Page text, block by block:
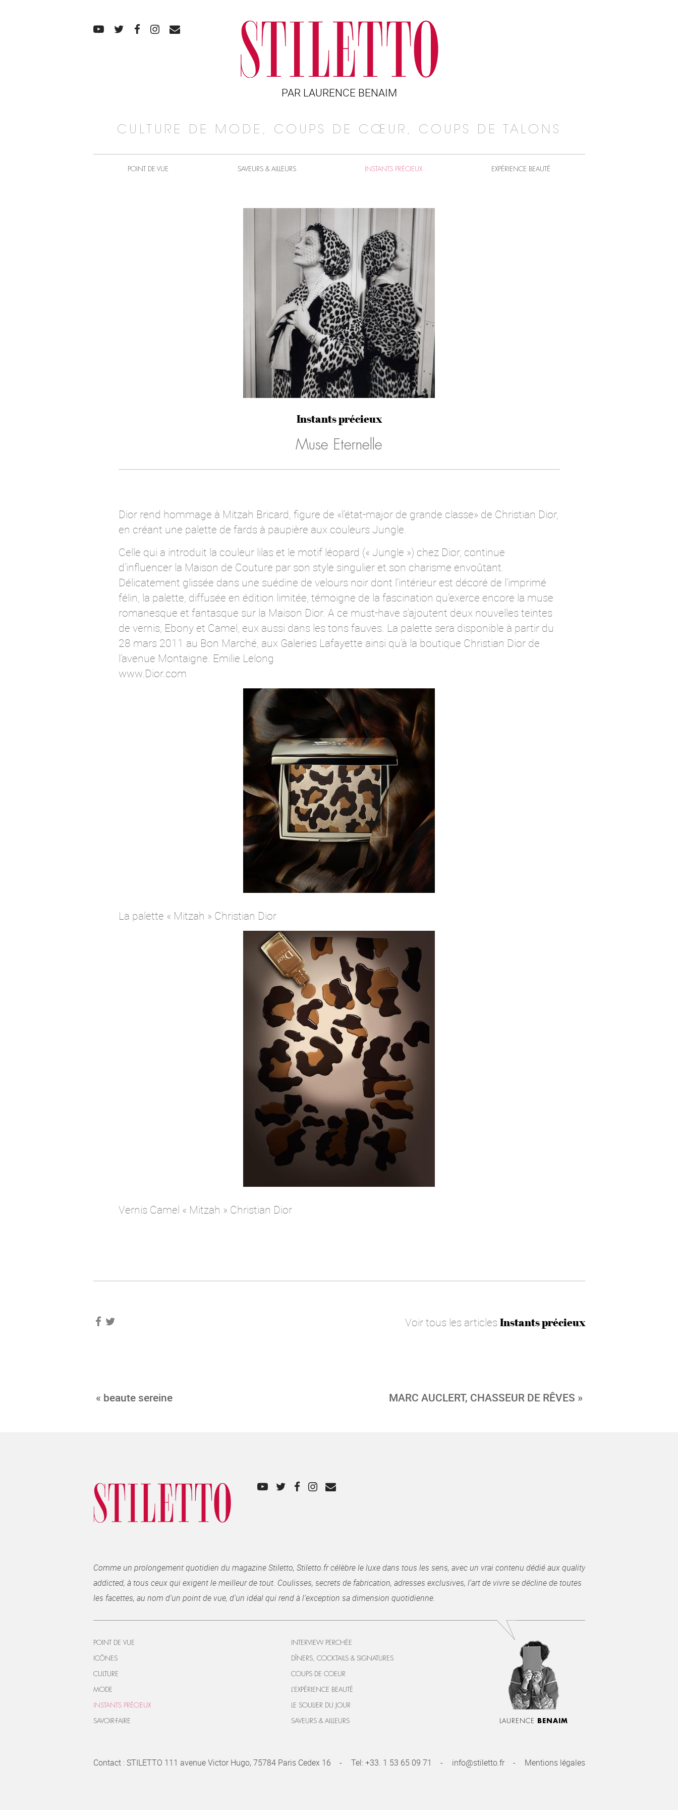
PAR LAURENCE BENAIM
CULTURE DE MODE, COUPS DE CŒUR, COUPS DE TALONS
POINT DE VUE SAVEURS & AILLEURS INSTANTS PRÉCIEUX EXPÉRIENCE BEAUTÉ
Instants précieux
Muse Eternelle
Dior rend hommage à Mitzah Bricard, figure de «l’état-major de grande classe» de Christian Dior,
en créant une palette de fards à paupière aux couleurs Jungle.
Celle qui a introduit la couleur lilas et le motif léopard (« Jungle ») chez Dior, continue
d’influencer la Maison de Couture par son style singulier et son charisme envoûtant.
Délicatement glissée dans une suédine de velours noir dont l’intérieur est décoré de l’imprimé
félin, la palette, diffusée en édition limitée, témoigne de la fascination qu’exerce encore la muse
romanesque et fantasque sur la Maison Dior. A ce must-have s’ajoutent deux nouvelles teintes
de vernis, Ebony et Camel, eux aussi dans les tons fauves. La palette sera disponible à partir du
28 mars 2011 au Bon Marché, aux Galeries Lafayette ainsi qu’à la boutique Christian Dior de
l’avenue Montaigne. Emilie Lelong
www.Dior.com
La palette « Mitzah » Christian Dior
Vernis Camel « Mitzah » Christian Dior
Voir tous les articles Instants précieux
« beaute sereine MARC AUCLERT, CHASSEUR DE RÊVES »
Comme un prolongement quotidien du magazine Stiletto, Stiletto.fr célèbre le luxe dans tous les sens, avec un vrai contenu dédié aux quality
addicted, à tous ceux qui exigent le meilleur de tout. Coulisses, secrets de fabrication, adresses exclusives, l’art de vivre se décline de toutes
les facettes, au nom d’un point de vue, d’un idéal qui rend à l’exception sa dimension quotidienne.
LAURENCE BENAIM
POINT DE VUE
ICÔNES
CULTURE
MODE
INSTANTS PRÉCIEUX
SAVOIR-FAIRE
INTERVIEW PERCHÉE
DÎNERS, COCKTAILS & SIGNATURES
COUPS DE COEUR
L’EXPÉRIENCE BEAUTÉ
LE SOULIER DU JOUR
SAVEURS & AILLEURS
Contact : STILETTO 111 avenue Victor Hugo, 75784 Paris Cedex 16 Tel:+33. 1 53 65 09 71 info@stiletto.fr Mentions légales